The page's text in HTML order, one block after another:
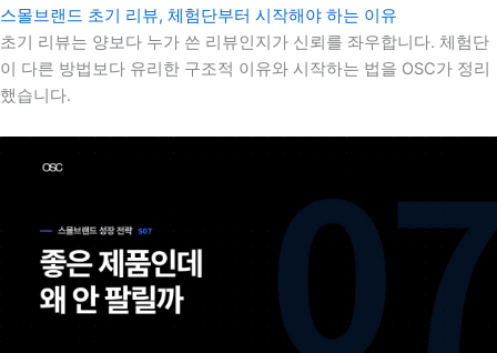
스몰브랜드 초기 리뷰, 체험단부터 시작해야 하는 이유
초기 리뷰는 양보다 누가 쓴 리뷰인지가 신뢰를 좌우합니다. 체험단
이 다른 방법보다 유리한 구조적 이유와 시작하는 법을 OSC가 정리
했습니다.